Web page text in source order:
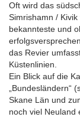
Oft wird das
Simrishamn /
bekannteste und
das Revier
Küstenlinien.
Ein Blick auf die
„Bundesländern“
Skane Län und
noch viel Neuland